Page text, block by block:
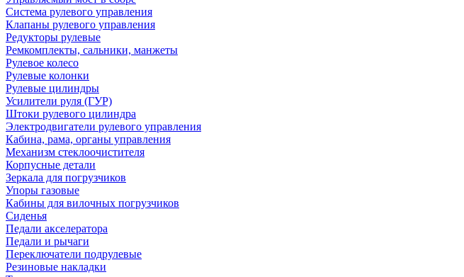
Система рулевого управления
Клапаны рулевого управления
Редукторы рулевые
Ремкомплекты, сальники, манжеты
Рулевое колесо
Рулевые колонки
Рулевые цилиндры
Усилители руля (ГУР)
Штоки рулевого цилиндра
Электродвигатели рулевого управления
Кабина, рама, органы управления
Механизм стеклоочистителя
Корпусные детали
Зеркала для погрузчиков
Упоры газовые
Кабины для вилочных погрузчиков
Сиденья
Педали акселератора
Педали и рычаги
Переключатели подрулевые
Резиновые накладки